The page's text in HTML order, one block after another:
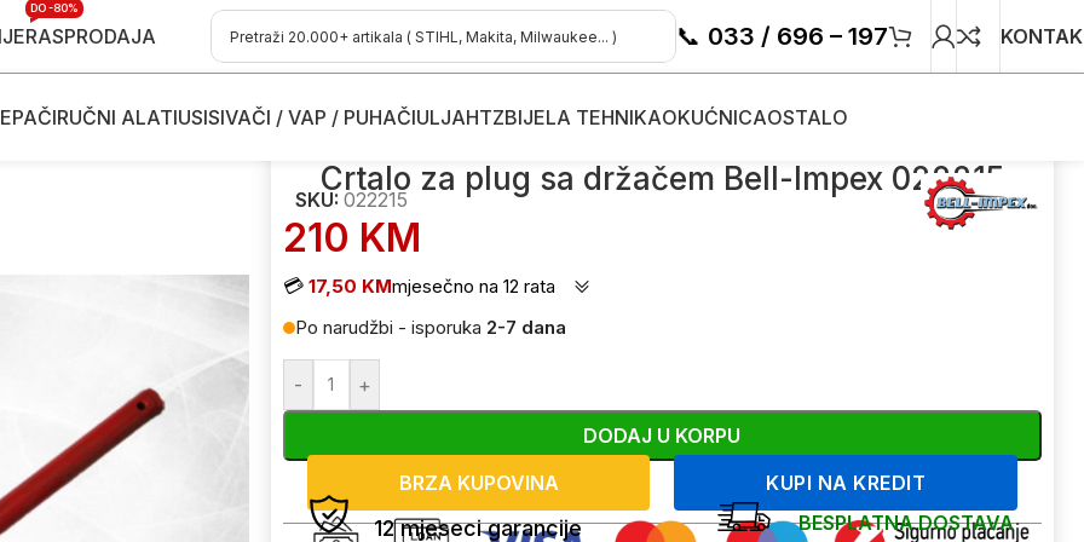
RASPRODAJA
DO -80%
📞 033 / 696 – 197
RUČNI ALATIUSISIVAČI / VAP / PUHAČIULJAHTZBIJELA TEHNIKAOKUĆNICAOSTALO
Crtalo za plug sa držačem Bell-Impex 022215
Crtalo za plug sa držačem Bell-Impex 022215
SKU: 022215
210 KM
💳 17,50 KMmjesečno na 12 rata
Po narudžbi - isporuka 2-7 dana
- +
DODAJ U KORPU
BRZA KUPOVINA
KUPI NA KREDIT
12 mjeseci garancije BESPLATNA DOSTAVA